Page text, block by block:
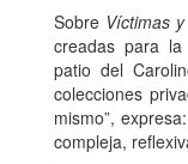
Sobre Víctimas
creadas para
patio del
colecciones
mismo”,
compleja,